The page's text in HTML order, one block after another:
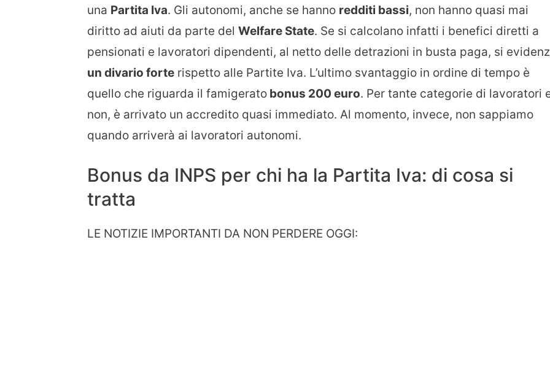
una Partita Iva. Gli autonomi, anche se hanno redditi bassi, non hanno quasi mai
diritto ad aiuti da parte del Welfare State. Se si calcolano infatti i benefici diretti a
pensionati e lavoratori dipendenti, al netto delle detrazioni in busta paga, si
un divario forte rispetto alle Partite Iva. L’ultimo svantaggio in ordine di tempo è
quello che riguarda il famigerato bonus 200 euro. Per tante categorie di lavoratori
non, è arrivato un accredito quasi immediato. Al momento, invece, non sappiamo
quando arriverà ai lavoratori autonomi.
Bonus da INPS per chi ha la Partita Iva: di cosa si
tratta
LE NOTIZIE IMPORTANTI DA NON PERDERE OGGI: